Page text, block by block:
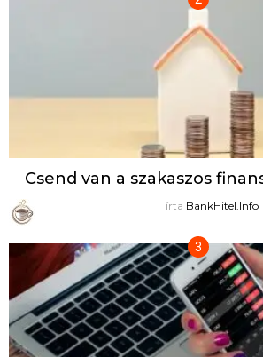
Csend van a szakaszos
írta BankHitel.Info